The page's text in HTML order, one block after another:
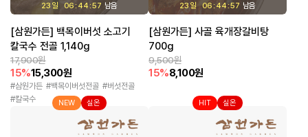
23 일 06 44 57
[삼원가든] 백목이버섯 소고기
칼국수 전골 1,140g
17,900원
15%15,300원
삼원가든 백목이버섯전골
버섯전골
칼국수
23 일 06 44 57
[삼원가든] 사골 육개장갈비탕
700g
9,500원
15%8,100원
NEW 실온 HIT 실온